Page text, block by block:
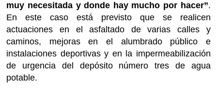
muy necesitada y donde hay mucho por hacer”.
En este caso está previsto que se realicen
actuaciones en el asfaltado de varias calles y
caminos, mejoras en el alumbrado público e
instalaciones deportivas y en la impermeabilización
de urgencia del depósito número tres de agua
potable.